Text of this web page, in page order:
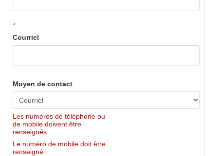
*
Courriel
Moyen de contact
Les numéros de téléphone ou
de mobile doivent être
renseignés.
Le numéro de mobile doit être
renseigné.